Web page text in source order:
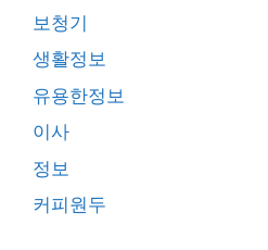
보청기
생활정보
유용한정보
이사
정보
커피원두